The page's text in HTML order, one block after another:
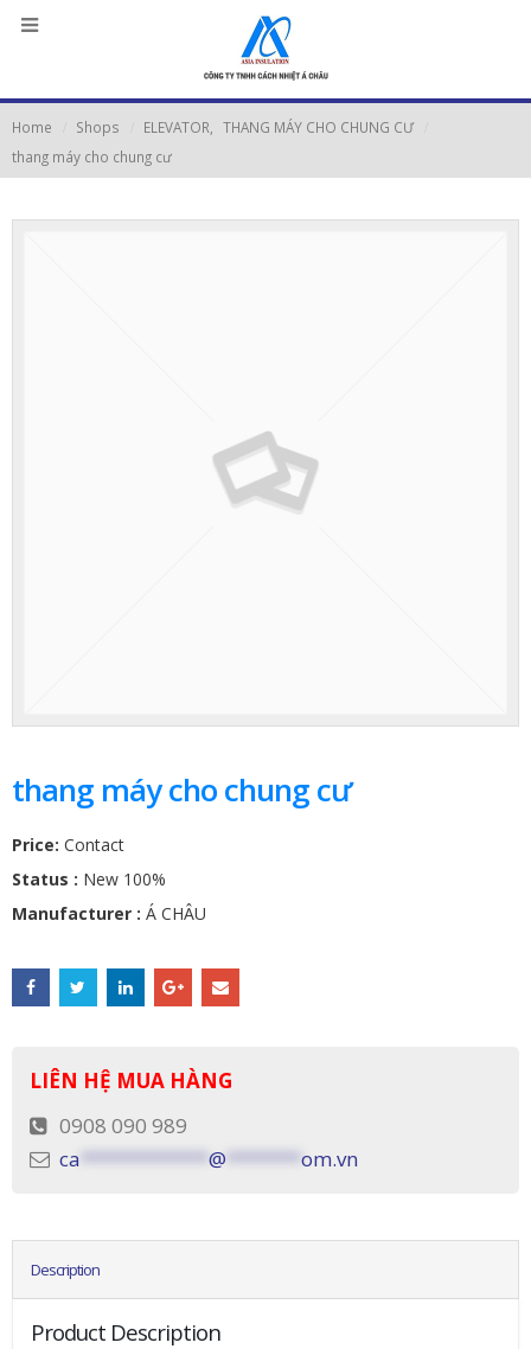
Home Shops ELEVATOR
THANG MÁY CHO CHUNG CƯ
thang máy cho chung cư
thang máy cho chung cư
Price: Contact
Status : New 100%
Manufacturer : Á CHÂU
LIÊN HỆ MUA HÀNG
0908 090 989
ca
@ om.vn
Description
Product Description